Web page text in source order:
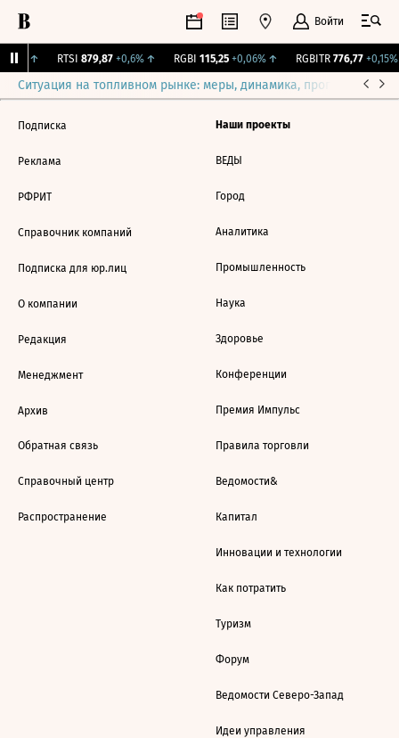
Войти
↑ RTSI 879,87 +0,6%↑ RGBI 115,25 +0,06%↑ RGBITR 776,77 +0,15%
Ситуация на топливном рынке: меры, динамика, прогнозы
Подписка
Реклама
РФРИТ
Справочник компаний
Подписка для юр.лиц
О компании
Редакция
Менеджмент
Архив
Обратная связь
Справочный центр
Распространение
Наши проекты
ВЕДЫ
Город
Аналитика
Промышленность
Наука
Здоровье
Конференции
Премия Импульс
Правила торговли
Ведомости&
Капитал
Инновации и технологии
Как потратить
Туризм
Форум
Ведомости Северо-Запад
Идеи управления